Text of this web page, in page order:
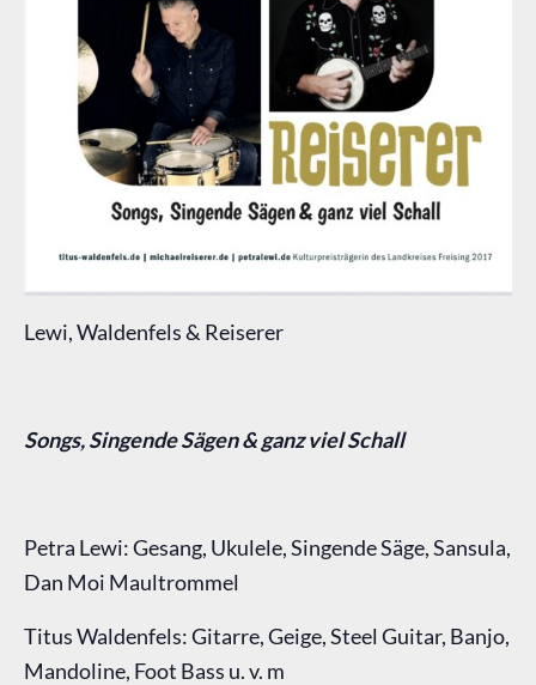
Lewi, Waldenfels & Reiserer
Songs, Singende Sägen & ganz viel Schall
Petra Lewi: Gesang, Ukulele, Singende Säge, Sansula,
Dan Moi Maultrommel
Titus Waldenfels: Gitarre, Geige, Steel Guitar, Banjo,
Mandoline, Foot Bass u. v. m